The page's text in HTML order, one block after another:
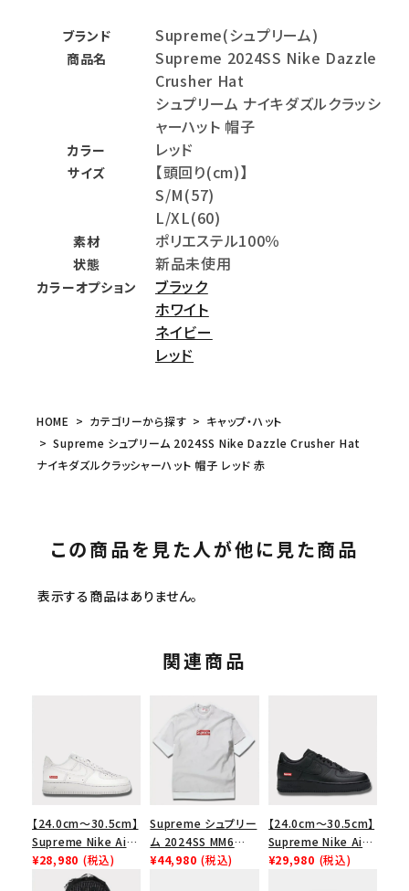
ブランド Supreme(シュプリーム)
商品名
Supreme 2024SS Nike Dazzle
Crusher Hat
シュプリーム ナイキダズルクラッシ
ャーハット 帽子
カラー レッド
サイズ
【頭回り(cm)】
S/M(57)
L/XL(60)
素材 ポリエステル100％
状態 新品未使用
カラーオプション
ブラック
ホワイト
ネイビー
レッド
HOME カテゴリーから探す
キャップ・ハット
Supreme シュプリーム 2024SS Nike Dazzle Crusher Hat
ナイキダズルクラッシャーハット 帽子 レッド 赤
この商品を見た人が他に見た商品
表示する商品はありません。
関連商品
【24.0cm～30.5cm】
Supreme Nike Air
Force 1 Low シュプ
リーム ナイキエアフォ
¥28,980 (税込)
Supreme シュプリー
ム 2024SS MM6
Maison Margiela
¥44,980 (税込)
【24.0cm～30.5cm】
Supreme Nike Air
Force 1 Low シュプ
¥29,980 (税込)